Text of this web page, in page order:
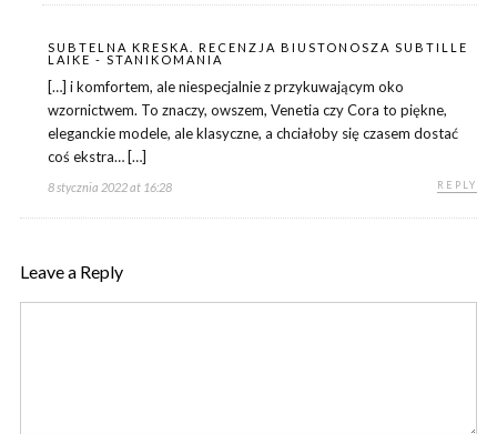
SUBTELNA KRESKA. RECENZJA BIUSTONOSZA SUBTILLE
LAIKE - STANIKOMANIA
[…] i komfortem, ale niespecjalnie z przykuwającym oko
wzornictwem. To znaczy, owszem, Venetia czy Cora to piękne,
eleganckie modele, ale klasyczne, a chciałoby się czasem dostać
coś ekstra… […]
8 stycznia 2022 at 16:28 REPLY
Leave a Reply